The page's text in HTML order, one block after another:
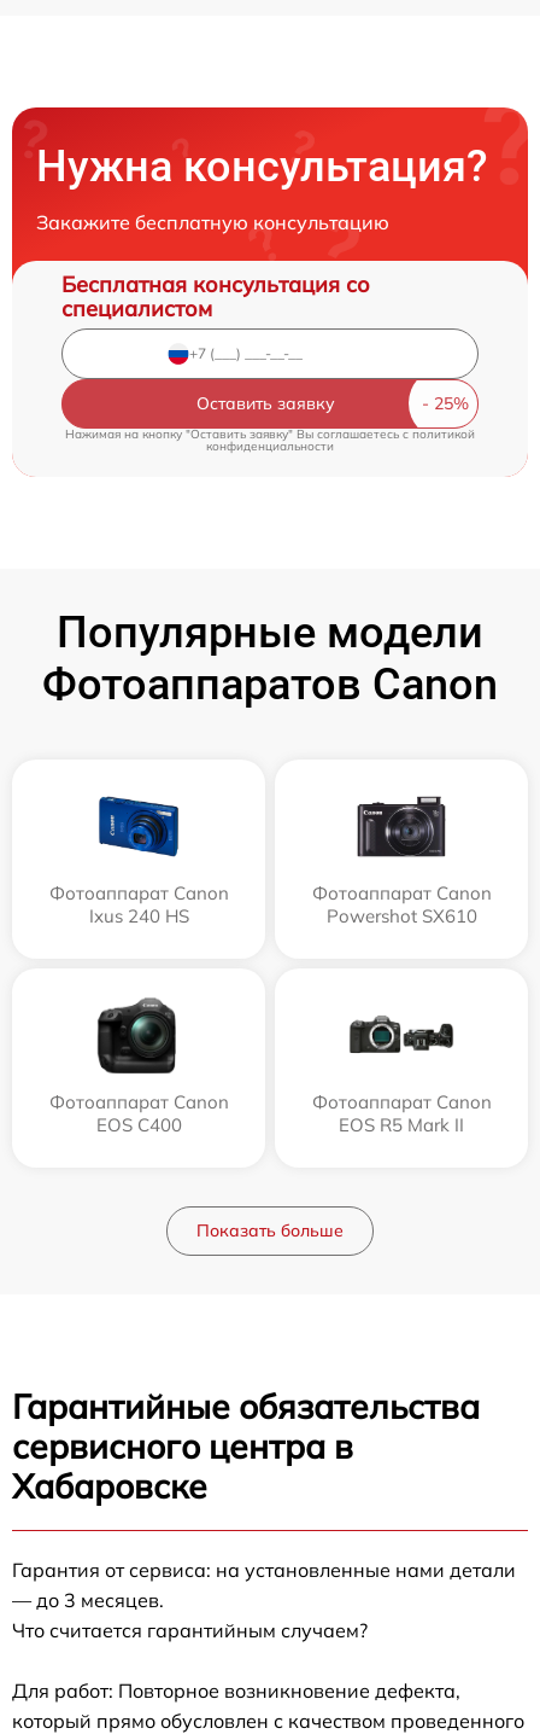
Нужна консультация?
Закажите бесплатную консультацию
Бесплатная консультация со
специалистом
Оставить заявку
Нажимая на кнопку "Оставить заявку" Вы соглашаетесь cполитикой
конфиденциальности
Популярные модели
Фотоаппаратов Canon
Фотоаппарат Canon
Ixus 240 HS
Фотоаппарат Canon
Powershot SX610
Фотоаппарат Canon
EOS C400
Фотоаппарат Canon
EOS R5 Mark II
Показать больше
Гарантийные обязательства
сервисного центра в
Хабаровске
Гарантия от сервиса: на установленные нами детали
— до 3 месяцев.
Что считается гарантийным случаем?
Для работ: Повторное возникновение дефекта,
который прямо обусловлен с качеством проведенного